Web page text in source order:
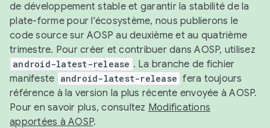
de développement stable et garantir la stabilité de la
plate-forme pour l'écosystème, nous publierons le
code source sur AOSP au deuxième et au quatrième
trimestre. Pour créer et contribuer dans AOSP, utilisez
android-latest-release . La branche de fichier
manifeste android-latest-release fera toujours
référence à la version la plus récente envoyée à AOSP.
Pour en savoir plus, consultez Modifications
apportées à AOSP.